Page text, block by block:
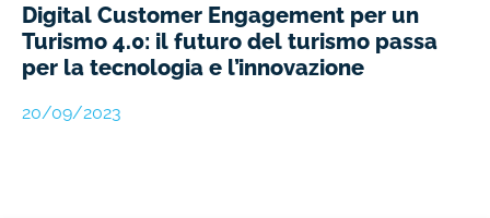
Digital Customer Engagement per un
Turismo 4.0: il futuro del turismo passa
per la tecnologia e l’innovazione
20/09/2023